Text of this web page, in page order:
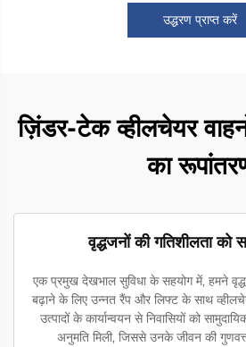
उद्धरण प्राप्त करें
ज़िंडर-टेक व्हीलचेयर
का
वृद्धजनों की गतिशीलता को
एक प्रमुख देखभाल सुविधा के सहयोग में, हमने वृद्ध
बढ़ाने के लिए उन्नत रैंप और लिफ्ट के साथ
उत्पादों के कार्यान्वयन से निवासियों को
अनुमति मिली, जिससे उनके जीवन की